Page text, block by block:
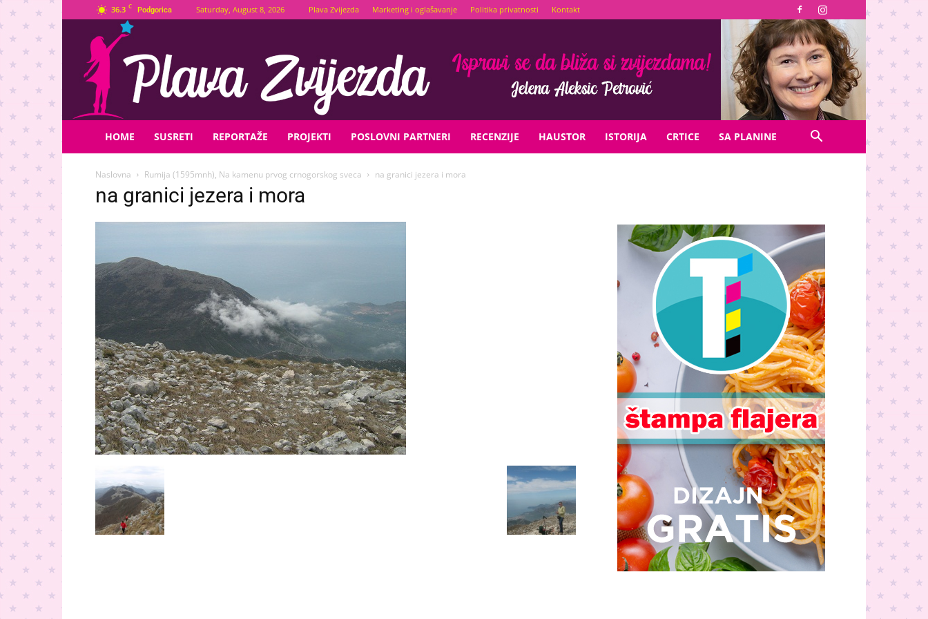
36.3 C Podgorica Saturday, August 8, 2026 Plava Zvijezda Marketing i oglašavanje Politika privatnosti Kontakt
Zvijezda
HOME SUSRETI REPORTAŽE PROJEKTI POSLOVNI PARTNERI RECENZIJE HAUSTOR ISTORIJA CRTICE SA PLANINE
Naslovna Rumija (1595mnh), Na kamenu prvog crnogorskog sveca na granici jezera i mora
na granici jezera i mora